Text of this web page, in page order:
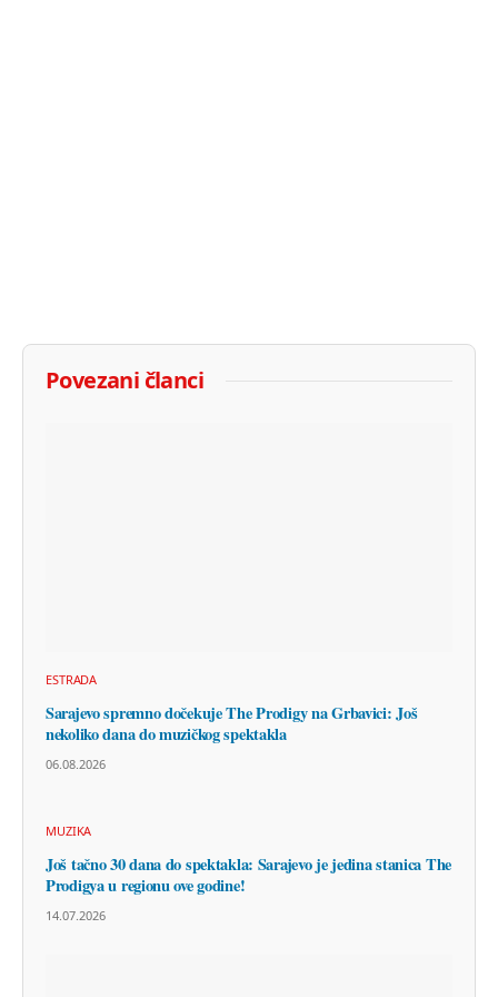
Povezani članci
ESTRADA
Sarajevo spremno dočekuje The Prodigy na Grbavici: Još
nekoliko dana do muzičkog spektakla
06.08.2026
MUZIKA
Još tačno 30 dana do spektakla: Sarajevo je jedina stanica The
Prodigya u regionu ove godine!
14.07.2026